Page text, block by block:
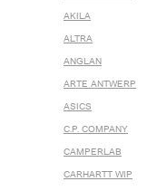
AKILA
ALTRA
ANGLAN
ARTE ANTWERP
ASICS
C.P. COMPANY
CAMPERLAB
CARHARTT WIP